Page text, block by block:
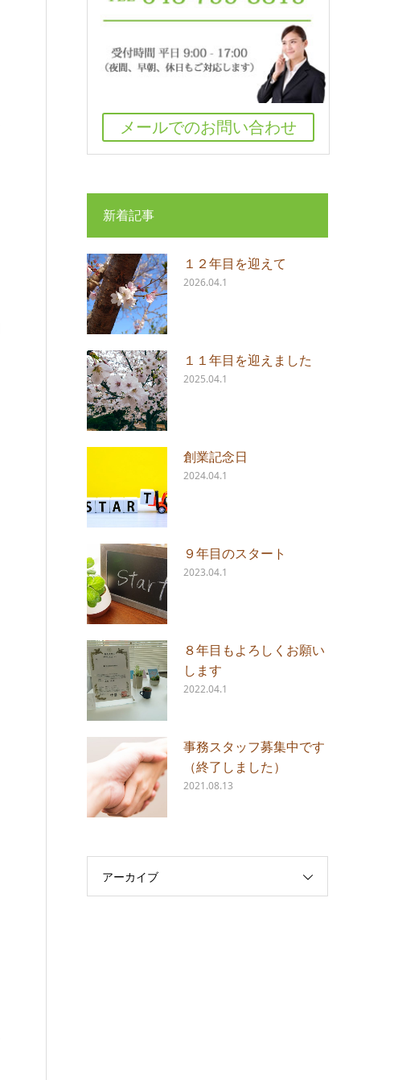
メールでのお問い合わせ
新着記事
１２年目を迎えて
2026.04.1
１１年目を迎えました
2025.04.1
創業記念日
2024.04.1
９年目のスタート
2023.04.1
８年目もよろしくお願い
します
2022.04.1
事務スタッフ募集中です
（終了しました）
2021.08.13
アーカイブ